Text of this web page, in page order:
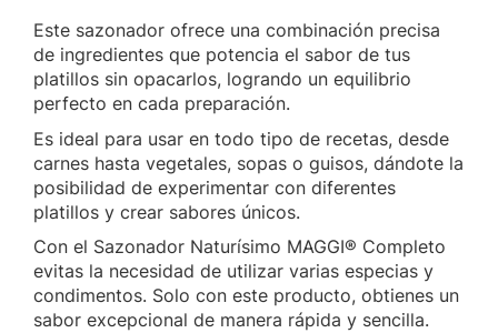
Este sazonador ofrece una combinación precisa
de ingredientes que potencia el sabor de tus
platillos sin opacarlos, logrando un equilibrio
perfecto en cada preparación.
Es ideal para usar en todo tipo de recetas, desde
carnes hasta vegetales, sopas o guisos, dándote la
posibilidad de experimentar con diferentes
platillos y crear sabores únicos.
Con el Sazonador Naturísimo MAGGI® Completo
evitas la necesidad de utilizar varias especias y
condimentos. Solo con este producto, obtienes un
sabor excepcional de manera rápida y sencilla.